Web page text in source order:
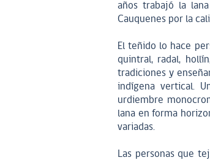
años trabajó la
Cauquenes por la
El teñido lo hace
quintral, radal,
tradiciones y
indígena vertical.
urdiembre
lana en forma
variadas.
Las personas que